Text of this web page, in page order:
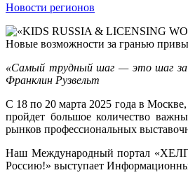
Новости регионов
«Самый трудный шаг — это шаг за
Франклин Рузвельт
С 18 по 20 марта 2025 года в
пройдет большое количество
рынков профессиональных
Наш Международный портал
Россию!» выступает